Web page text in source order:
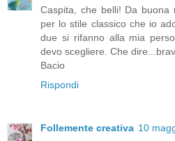
Caspita, che belli! Da buona
per lo stile classico che io
due si rifanno alla mia
devo scegliere. Che
Bacio
Rispondi
Follemente creativa 10